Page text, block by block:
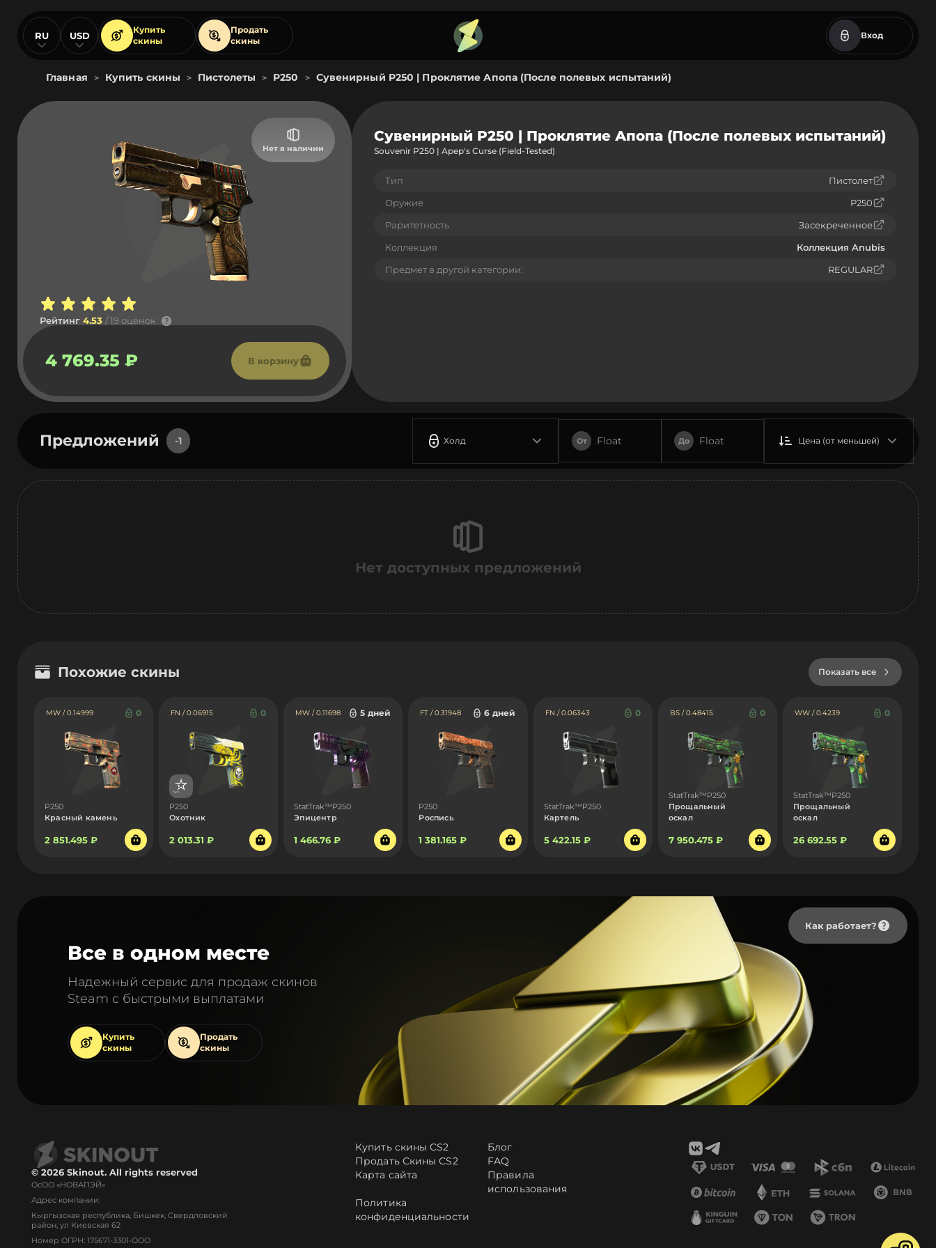
RU USD
Купить
скины
Продать
скины
Вход
Главная > Купить скины > Пистолеты > P250 > Сувенирный P250 | Проклятие Апопа (После полевых испытаний)
Нет в наличии
Рейтинг 4.53 / 19 оценок
4 769.35 ₽ В корзину
Сувенирный P250 | Проклятие Апопа (После полевых испытаний)
Souvenir P250 | Apep's Curse (Field-Tested)
Тип
Пистолет
Оружие
P250
Раритетность
Засекреченное
Коллекция
Коллекция Anubis
Предмет в другой категории:
REGULAR
Предложений -1 Холд От Float До Float Цена (от меньшей)
Нет доступных предложений
Похожие скины Показать все
MW / 0.14999 0
P250
Красный камень
2 851.495 ₽
FN / 0.06915 0
P250
Охотник
2 013.31 ₽
MW / 0.11698 5 дней
StatTrak™P250
Эпицентр
1 466.76 ₽
FT / 0.31948 6 дней
P250
Роспись
1 381.165 ₽
FN / 0.06343 0
StatTrak™P250
Картель
5 422.15 ₽
BS / 0.48415 0
StatTrak™P250
Прощальный
оскал
7 950.475 ₽
WW / 0.4239 0
StatTrak™P250
Прощальный
оскал
26 692.55 ₽
Все в одном месте
Надежный сервис для продаж скинов
Steam с быстрыми выплатами
Купить
скины
Продать
скины
Как работает?
© 2026 Skinout. All rights reserved
ОсОО «НОВАПЭЙ»
Адрес компании:
Кыргызская республика, Бишкек, Свердловский
район, ул Киевская 62
Номер ОГРН: 175671-3301-ООО
Купить скины CS2
Блог
Продать Скины CS2
FAQ
Карта сайта
Правила
использования
Политика
конфиденциальности